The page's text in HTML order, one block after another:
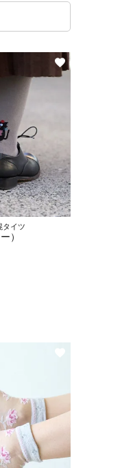
タイツ
）